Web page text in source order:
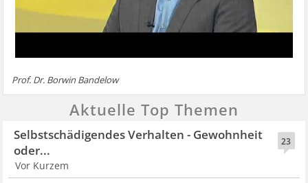
Prof. Dr. Borwin Bandelow
Aktuelle Top Themen
23
Selbstschädigendes Verhalten - Gewohnheit
oder...
Vor Kurzem